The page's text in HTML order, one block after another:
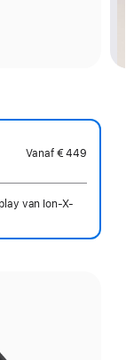
Vanaf € 449
van Ion-X-